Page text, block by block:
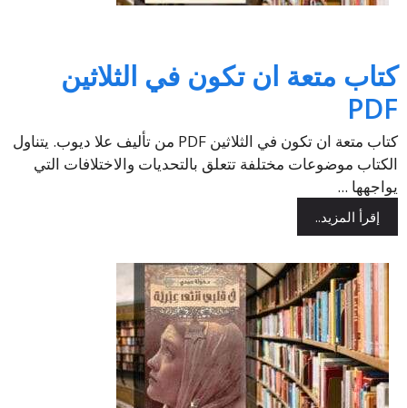
كتاب متعة ان تكون في الثلاثين
PDF
كتاب متعة ان تكون في الثلاثين PDF من تأليف علا ديوب. يتناول
الكتاب موضوعات مختلفة تتعلق بالتحديات والاختلافات التي
يواجهها ...
إقرأ المزيد..